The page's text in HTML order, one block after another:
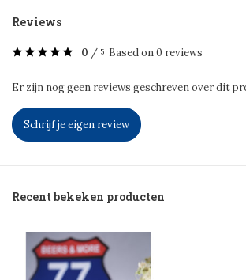
Reviews
0 / 5 Based on 0 reviews
Er zijn nog geen reviews geschreven over dit
Schrijf je eigen review
Recent bekeken producten